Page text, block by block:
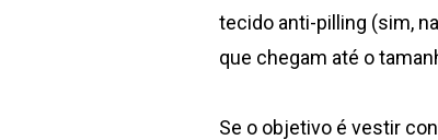
tecido anti-pilling (sim,
que chegam até o
Se o objetivo é vestir